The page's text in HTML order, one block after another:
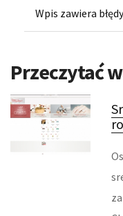
Wpis zawiera błędy
Przeczytać